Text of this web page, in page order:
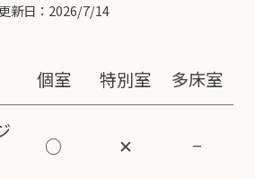
更新日：2026/7/14
個室 特別室 多床室
○ ✕ −